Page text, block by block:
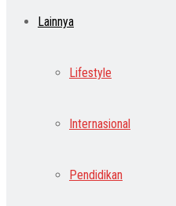
Lainnya
Lifestyle
Internasional
Pendidikan